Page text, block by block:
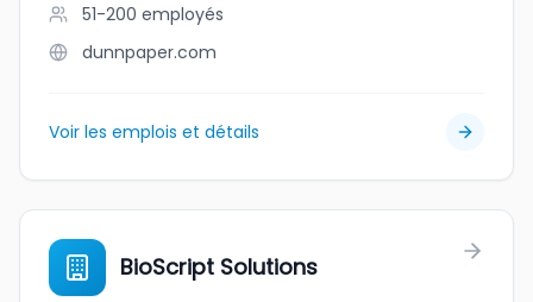
51-200 employés
dunnpaper.com
Voir les emplois et détails
BioScript Solutions